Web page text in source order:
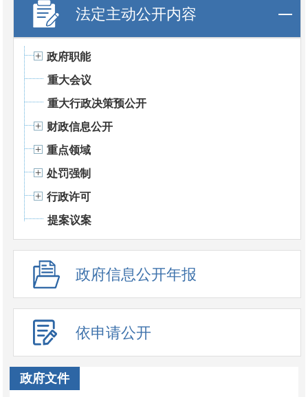
法定主动公开内容
政府职能
重大会议
重大行政决策预公开
财政信息公开
重点领域
处罚强制
行政许可
提案议案
政府信息公开年报
依申请公开
政府文件